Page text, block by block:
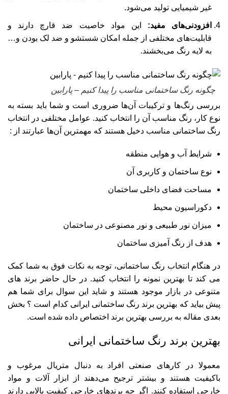
غیر شیمیایی تولید می‌شود.
افزودنی‌های مفید: این مواد خاصیت ضد قارچ دارند و
قابلیت‌های مختلفی از جمله امکان شستشو و ضد لک بودن و…
به لایه رنگ می‌بخشند.
چگونه رنگ ساختمانی مناسب را پیدا کنیم – پارابین
بررسی رنگ‌ها و ترکیبات آن‌ها ضروری است و شما باید بسته به
نوع کار، رنگ مناسب آن را انتخاب کنید. عوامل مختلفی در انتخاب
رنگ ساختمانی مناسب دخیل هستند که مهمترین آن‌ها عبارتند از :
شرایط آب و هوایی منطقه
نوع ساختمان و کاربری آن
مساحت فضای داخلی ساختمان
دکوراسیون محیط
میزان نور طبیعی و نور مصنوعی در ساختمان
هدف از رنگ آمیزی ساختمان
در هنگام انتخاب رنگ ساختمانی، توجه به نکات فوق به شما کمک
می کند تا بهترین نمونه را انتخاب کنید. در حال حاضر برند های
متنوعی در بازار موجود هستند و شاید این سوال برای شما هم
پیش بیاید که بهترین برند رنگ ساختمانی ایرانی کدام است ؟ بخش
بعدی مقاله به بررسی بهترین برند اختصاص داده شده است.
بهترین برند رنگ ساختمانی ایرانی
معمولا در کارهای صنعتی افراد به دنبال متریال مرغوب و
باکیفیت هستند و بیشتر ترجیح می‌دهند از ابزار آلات و مواد
خارجی استفاده کنند. اگر چه برندهای خارجی کیفیت بالایی دارند